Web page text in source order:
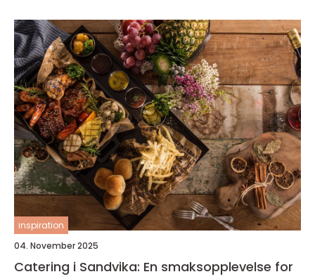
inspiration
04. November 2025
Catering i Sandvika: En smaksopplevelse for